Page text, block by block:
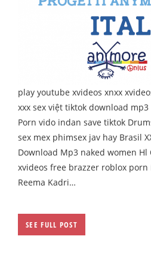
play youtube xvideos xnxx
xxx sex việt tiktok download mp3
Porn vido indan save tiktok
sex mex phimsex jav hay Brasil
Download Mp3 naked women Hl
xvideos free brazzer roblox
Reema Kadri…
SEE FULL POST